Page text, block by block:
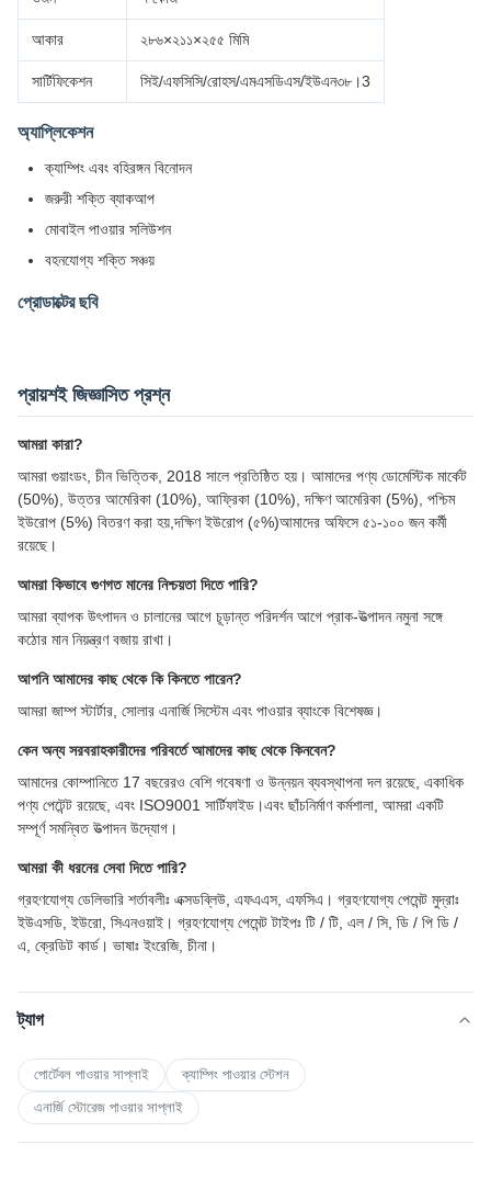
আকার ২৮৬×২১১×২৫৫ মিমি
সার্টিফিকেশন সিই/এফসিসি/রোহস/এমএসডিএস/ইউএন৩৮।3
অ্যাপ্লিকেশন
ক্যাম্পিং এবং বহিরঙ্গন বিনোদন
জরুরী শক্তি ব্যাকআপ
মোবাইল পাওয়ার সলিউশন
বহনযোগ্য শক্তি সঞ্চয়
প্রোডাক্টের ছবি
প্রায়শই জিজ্ঞাসিত প্রশ্ন
আমরা কারা?
আমরা গুয়াংডং, চীন ভিত্তিক, 2018 সালে প্রতিষ্ঠিত হয়। আমাদের পণ্য ডোমেস্টিক মার্কেট
(50%), উত্তর আমেরিকা (10%), আফ্রিকা (10%), দক্ষিণ আমেরিকা (5%), পশ্চিম
ইউরোপ (5%) বিতরণ করা হয়,দক্ষিণ ইউরোপ (৫%)আমাদের অফিসে ৫১-১০০ জন কর্মী
রয়েছে।
আমরা কিভাবে গুণগত মানের নিশ্চয়তা দিতে পারি?
আমরা ব্যাপক উৎপাদন ও চালানের আগে চূড়ান্ত পরিদর্শন আগে প্রাক-উত্পাদন নমুনা সঙ্গে
কঠোর মান নিয়ন্ত্রণ বজায় রাখা।
আপনি আমাদের কাছ থেকে কি কিনতে পারেন?
আমরা জাম্প স্টার্টার, সোলার এনার্জি সিস্টেম এবং পাওয়ার ব্যাংকে বিশেষজ্ঞ।
কেন অন্য সরবরাহকারীদের পরিবর্তে আমাদের কাছ থেকে কিনবেন?
আমাদের কোম্পানিতে 17 বছরেরও বেশি গবেষণা ও উন্নয়ন ব্যবস্থাপনা দল রয়েছে, একাধিক
পণ্য পেটেন্ট রয়েছে, এবং ISO9001 সার্টিফাইড।এবং ছাঁচনির্মাণ কর্মশালা, আমরা একটি
সম্পূর্ণ সমন্বিত উত্পাদন উদ্যোগ।
আমরা কী ধরনের সেবা দিতে পারি?
গ্রহণযোগ্য ডেলিভারি শর্তাবলীঃ এক্সডব্লিউ, এফএএস, এফসিএ। গ্রহণযোগ্য পেমেন্ট মুদ্রাঃ
ইউএসডি, ইউরো, সিএনওয়াই। গ্রহণযোগ্য পেমেন্ট টাইপঃ টি / টি, এল / সি, ডি / পি ডি /
এ, ক্রেডিট কার্ড। ভাষাঃ ইংরেজি, চীনা।
ট্যাগ
পোর্টেবল পাওয়ার সাপ্লাই
ক্যাম্পিং পাওয়ার স্টেশন
এনার্জি স্টোরেজ পাওয়ার সাপ্লাই